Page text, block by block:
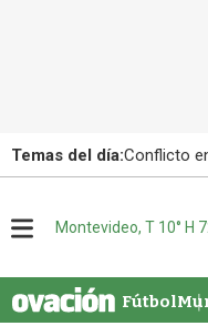
Temas del día:Conflicto
u
Montevideo, T 10° H
Fútbol